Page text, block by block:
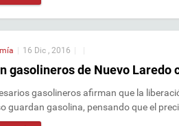
16 Dic , 2016
gasolineros de Nuevo
gasolineros afirman que la
guardan gasolina, pensando que el